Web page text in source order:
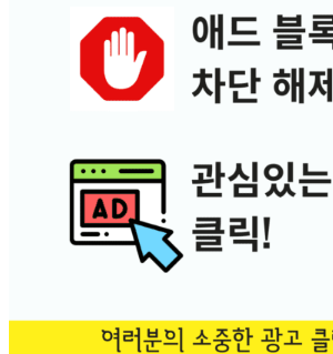
라디오
인물
인생
사회심리
사회환경
라이프구루킹 홈페이지 이용약관
문의/연락하기